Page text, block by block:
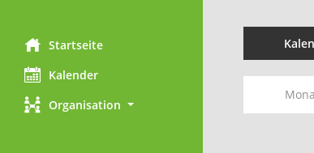
Startseite
Kalender
Organisation